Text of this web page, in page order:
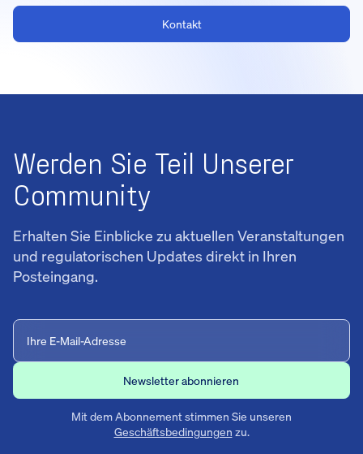
Kontakt
Werden Sie Teil Unserer
Community
Erhalten Sie Einblicke zu aktuellen Veranstaltungen
und regulatorischen Updates direkt in Ihren
Posteingang.
Mit dem Abonnement stimmen Sie unseren
Geschäftsbedingungen zu.